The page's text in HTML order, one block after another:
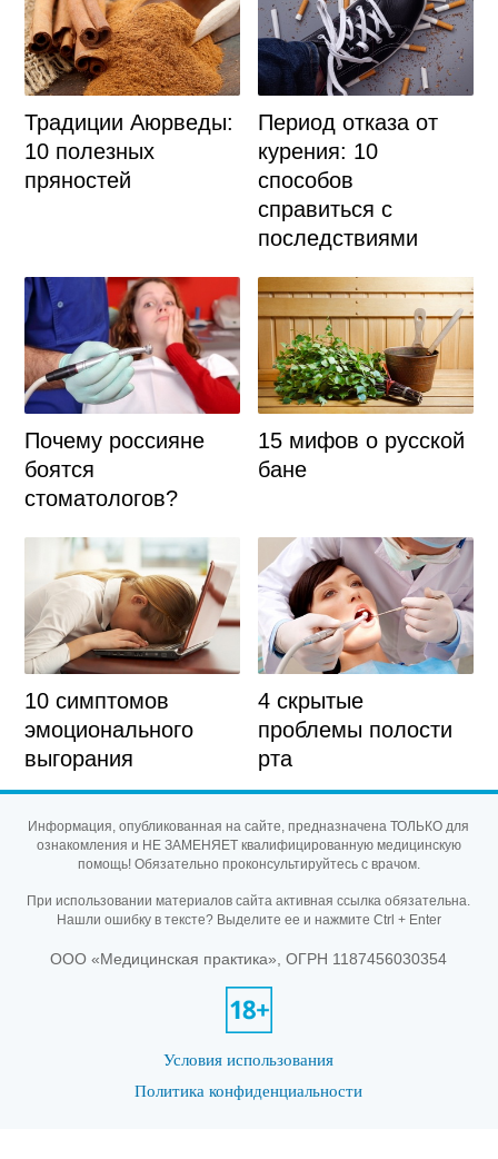
Традиции Аюрведы:
10 полезных
пряностей
Период отказа от
курения: 10
способов
справиться с
последствиями
Почему россияне
боятся
стоматологов?
15 мифов о русской
бане
10 симптомов
эмоционального
выгорания
4 скрытые
проблемы полости
рта
Информация, опубликованная на сайте, предназначена ТОЛЬКО для
ознакомления и НЕ ЗАМЕНЯЕТ квалифицированную медицинскую
помощь! Обязательно проконсультируйтесь с врачом.
При использовании материалов сайта активная ссылка обязательна.
Нашли ошибку в тексте? Выделите ее и нажмите Ctrl + Enter
ООО «Медицинская практика», ОГРН 1187456030354
Условия использования
Политика конфиденциальности